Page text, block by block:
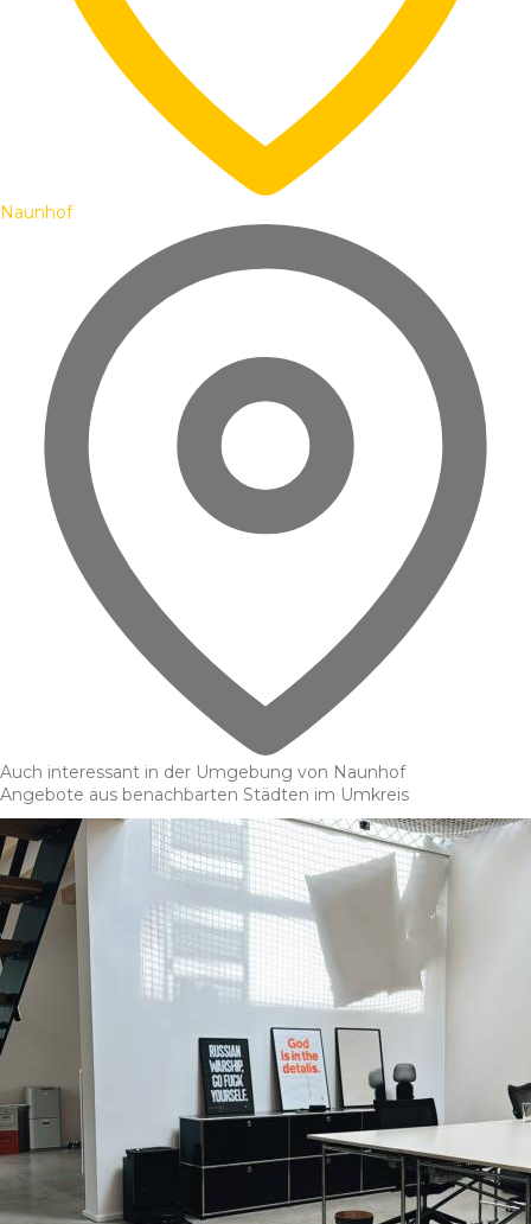
Naunhof
Auch interessant in der Umgebung von Naunhof
Angebote aus benachbarten Städten im Umkreis